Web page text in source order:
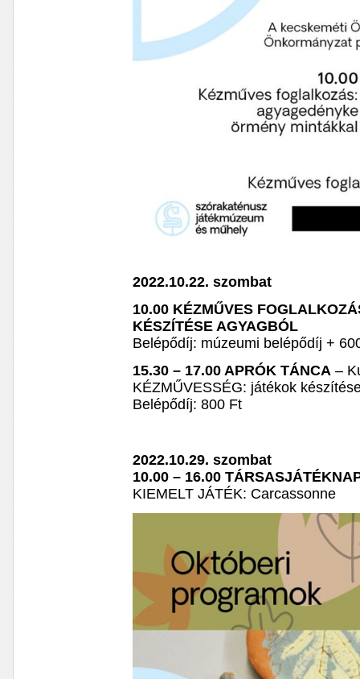
2022.10.22. szombat
10.00 KÉZMŰVES
KÉSZÍTÉSE AGYAGBÓL
Belépődíj: múzeumi belépődíj +
15.30 – 17.00 APRÓK TÁNCA –
KÉZMŰVESSÉG: játékok
Belépődíj: 800 Ft
2022.10.29. szombat
10.00 – 16.00
KIEMELT JÁTÉK: Carcassonne